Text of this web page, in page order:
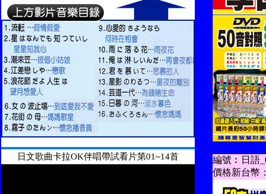
日文歌曲卡拉OK伴唱帶試看片第01~14首
編號︰日語
價格新台幣